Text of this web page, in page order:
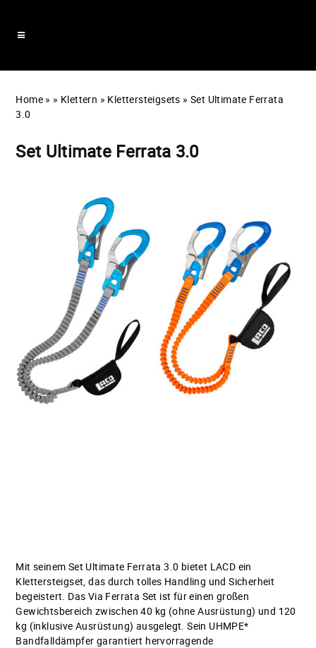
Home » » Klettern » Klettersteigsets »Set Ultimate Ferrata
3.0
Set Ultimate Ferrata 3.0
Mit seinem Set Ultimate Ferrata 3.0 bietet LACD ein
Klettersteigset, das durch tolles Handling und Sicherheit
begeistert. Das Via Ferrata Set ist für einen großen
Gewichtsbereich zwischen 40 kg (ohne Ausrüstung) und 120
kg (inklusive Ausrüstung) ausgelegt. Sein UHMPE*
Bandfalldämpfer garantiert hervorragende